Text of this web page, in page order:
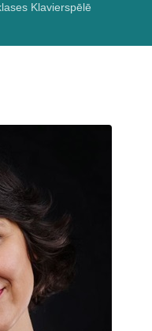
Klavierspēlē